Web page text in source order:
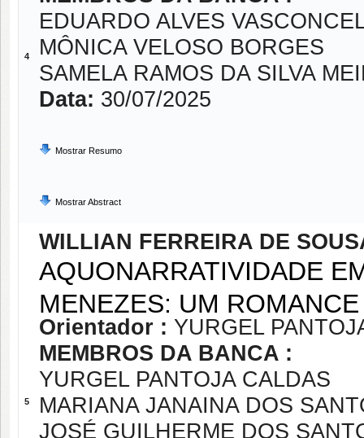
4
EDUARDO ALVES
MÔNICA VELOSO BORGES
SAMELA RAMOS DA SILVA
Data: 30/07/2025
Mostrar Resumo
Mostrar Abstract
5
WILLIAN FERREIRA DE
AQUONARRATIVIDADE
MENEZES: UM
Orientador : YURGEL
MEMBROS DA BANCA :
YURGEL PANTOJA CALDAS
MARIANA JANAINA DOS
JOSÉ GUILHERME DOS